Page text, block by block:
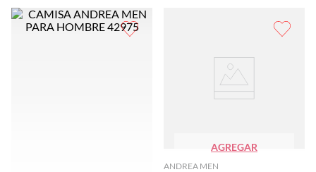
AGREGAR
ANDREA MEN